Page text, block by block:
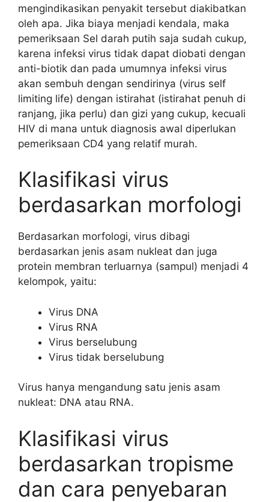
mengindikasikan penyakit tersebut diakibatkan
oleh apa. Jika biaya menjadi kendala, maka
pemeriksaan Sel darah putih saja sudah cukup,
karena infeksi virus tidak dapat diobati dengan
anti-biotik dan pada umumnya infeksi virus
akan sembuh dengan sendirinya (virus self
limiting life) dengan istirahat (istirahat penuh di
ranjang, jika perlu) dan gizi yang cukup, kecuali
HIV di mana untuk diagnosis awal diperlukan
pemeriksaan CD4 yang relatif murah.
Klasifikasi virus
berdasarkan morfologi
Berdasarkan morfologi, virus dibagi
berdasarkan jenis asam nukleat dan juga
protein membran terluarnya (sampul) menjadi 4
kelompok, yaitu:
Virus DNA
Virus RNA
Virus berselubung
Virus tidak berselubung
Virus hanya mengandung satu jenis asam
nukleat: DNA atau RNA.
Klasifikasi virus
berdasarkan tropisme
dan cara penyebaran